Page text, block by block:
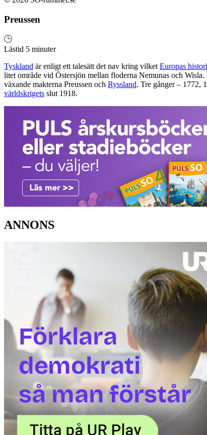
Preussen
Lästid 5 minuter
Tyskland är enligt ett talesätt det nav kring vilket Europas
litet område vid Östersjön mellan floderna Nemunas och
växande makterna Preussen och Ryssland. Tre gånger – 1772,
världskrigets slut 1918.
ANNONS